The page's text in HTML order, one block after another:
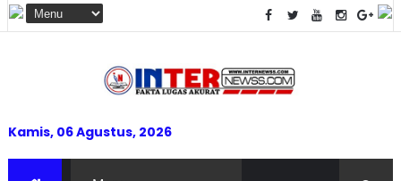
Kamis, 06 Agustus, 2026